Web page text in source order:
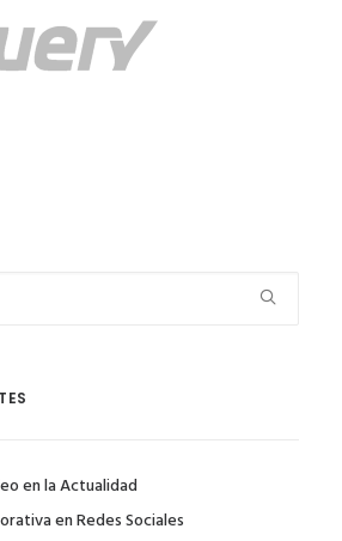
en la Actualidad
en Redes Sociales